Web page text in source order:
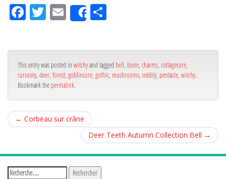
Fa
ce
ok
Tw
itt
Em
ail
Share
r
This entry was posted in witchyand tagged bell bone charms cottagecore
curiosity, deer forest goblincore gothic mushrooms oddity, pentacle witchy.
Bookmark the permalink.
← Corbeau sur crâne
Deer Teeth Autumn Collection Bell →